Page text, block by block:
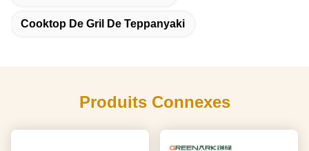
Cooktop De Gril De Teppanyaki
Produits Connexes